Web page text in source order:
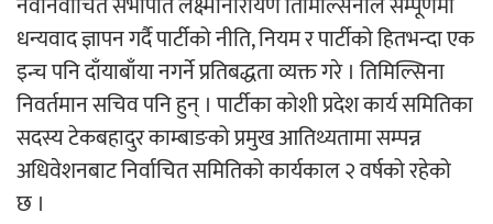
धन्यवाद ज्ञापन गर्दै पार्टीको नीति, नियम र पार्टीको हितभन्दा एक
इन्च पनि दाँयाबाँया नगर्ने प्रतिबद्धता व्यक्त गरे । तिमिल्सिना
निवर्तमान सचिव पनि हुन् । पार्टीका कोशी प्रदेश कार्य समितिका
सदस्य टेकबहादुर काम्बाङको प्रमुख आतिथ्यतामा सम्पन्न
अधिवेशनबाट निर्वाचित समितिको कार्यकाल २ वर्षको रहेको
छ ।